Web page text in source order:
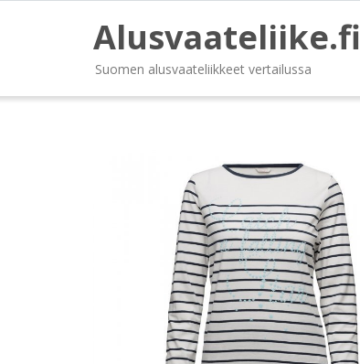
Alusvaateliike.fi
Suomen alusvaateliikkeet vertailussa